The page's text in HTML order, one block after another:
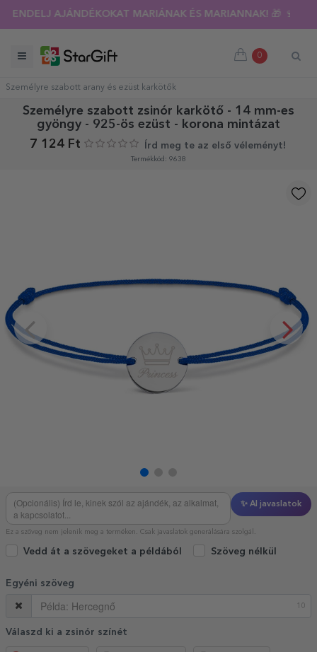
KIÁRUSÍTÁS 🌴 AKÁR 40%-OS KEDVEZMÉNY TÖBB MINT
0
Személyre szabott arany és ezüst karkötők
Személyre szabott zsinór karkötő - 14 mm-es
gyöngy - 925-ös ezüst - korona mintázat
7 124 Ft
Írd meg te az első véleményt!
Termékkód: 9638
✨ AI javaslatok
Ez a szöveg nem jelenik meg a terméken. Csak javaslatok generálására szolgál.
Vedd át a szövegeket a példából Szöveg nélkül
Egyéni szöveg
10
Válaszd ki a zsinór színét